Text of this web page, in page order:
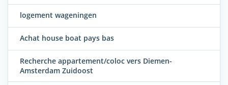
logement wageningen
Achat house boat pays bas
Recherche appartement/coloc vers Diemen-
Amsterdam Zuidoost